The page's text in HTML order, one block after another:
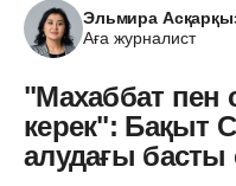
Эльмира
Аға журналист
"Махаббат пен
керек": Бақыт
алудағы басты